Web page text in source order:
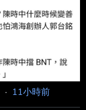
· 11小時前